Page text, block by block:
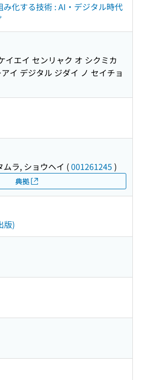
み化する技術 : AI・デジタル時代
イエイ センリャク オ シクミカ
イ デジタル ジダイ ノ セイチョ
ムラ, ショウヘイ (001261245 )
典拠
版)